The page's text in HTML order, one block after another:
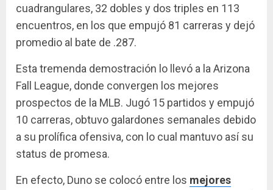
cuadrangulares, 32 dobles y dos triples en 113
encuentros, en los que empujó 81 carreras y dejó
promedio al bate de .287.
Esta tremenda demostración lo llevó a la Arizona
Fall League, donde convergen los mejores
prospectos de la MLB. Jugó 15 partidos y empujó
10 carreras, obtuvo galardones semanales debido
a su prolífica ofensiva, con lo cual mantuvo así su
status de promesa.
En efecto, Duno se colocó entre los mejores